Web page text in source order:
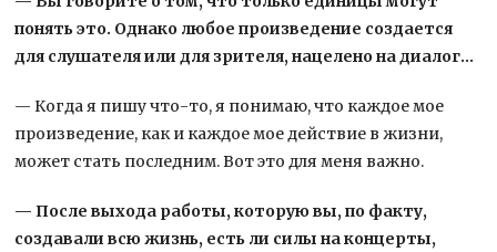
понять это. Однако любое произведение создается
для слушателя или для зрителя, нацелено на диалог…
— Когда я пишу что-то, я понимаю, что каждое мое
произведение, как и каждое мое действие в жизни,
может стать последним. Вот это для меня важно.
— После выхода работы, которую вы, по факту,
создавали всю жизнь, есть ли силы на концерты,